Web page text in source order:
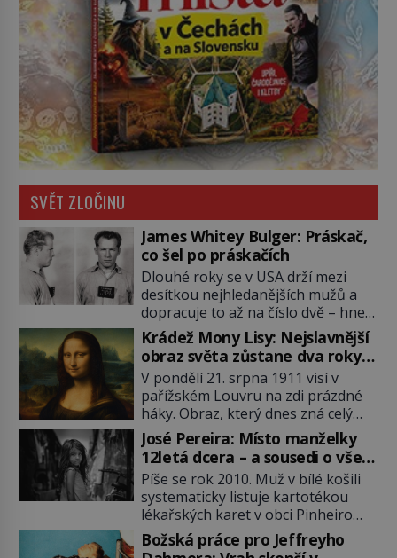
SVĚT ZLOČINU
James Whitey Bulger: Práskač,
co šel po práskačích
Dlouhé roky se v USA drží mezi
desítkou nejhledanějších mužů a
dopracuje to až na číslo dvě – hned
po Usámovi bin Ládinovi (1957–
2011). To je James „Whitey“ Bulger
(1929–2018) viněný ze spoluúčasti
na 19 vraždách, vydírání a lichvy. A
samozřejmě, krom toho je ještě
drogový dealer, který neváhá
odstranit z cesty všechny práskače,
zatímco […]
Krádež Mony Lisy: Nejslavnější
obraz světa zůstane dva roky
nezvěstný
V pondělí 21. srpna 1911 visí v
pařížském Louvru na zdi prázdné
háky. Obraz, který dnes zná celý
svět, je pryč. Zpočátku si nikdo
nemyslí, že jde o krádež.
Zaměstnanci jsou přesvědčeni, že
Mona Lisa je jen v restaurátorské
dílně nebo u fotografa. Když se
ukáže pravda, propukne jeden z
největších honů na zloděje v […]
José Pereira: Místo manželky
12letá dcera – a sousedi o všem
vědí!
Píše se rok 2010. Muž v bílé košili
systematicky listuje kartotékou
lékařských karet v obci Pinheiro
ležící asi 20 kilometrů od farmy s
podivínským majitelem. Něco tu
Božská práce pro Jeffreyho